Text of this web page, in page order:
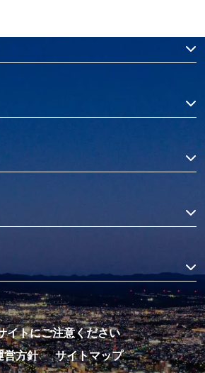
イトにご注意ください
営方針
サイトマップ